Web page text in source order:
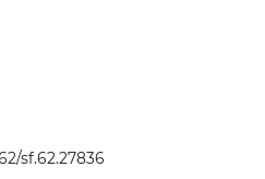
sf.62.27836